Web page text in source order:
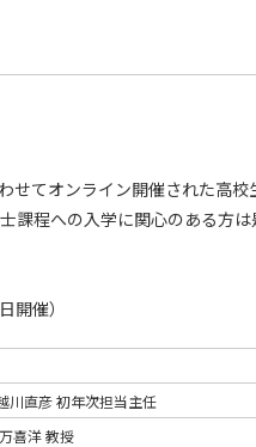
せてオンライン開催された高校
程への入学に関心のある方は
催）
直彦 初年次担当主任
喜洋 教授